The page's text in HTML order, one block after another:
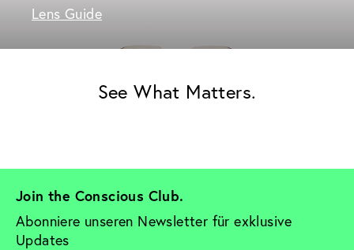
Lens Guide
See What Matters.
Join the Conscious Club.
Abonniere unseren Newsletter für exklusive
Updates